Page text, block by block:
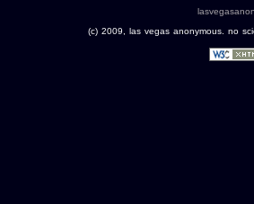
(c) 2009, las vegas anonymous. no